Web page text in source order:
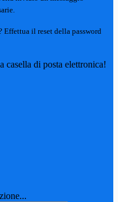
Effettua il reset della password
casella di posta elettronica!